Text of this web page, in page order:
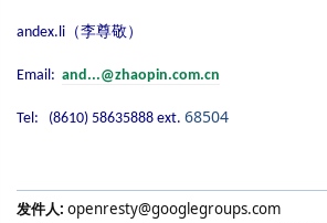
andex.li （李尊敬）
Email: and...@zhaopin.com.cn
Tel: (8610) 58635888 ext. 68504
发件人: openresty@googlegroups.com